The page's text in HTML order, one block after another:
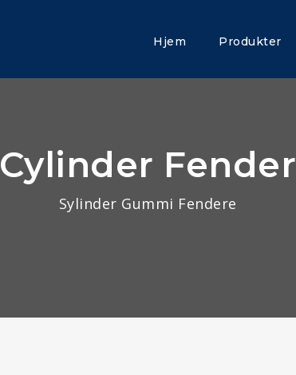
Hjem Produkter
Cylinder Fender
Sylinder Gummi Fendere